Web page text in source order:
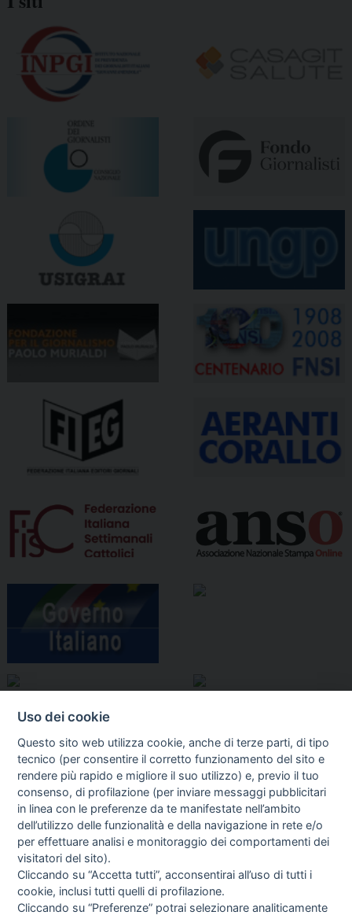
I libri Vedi tutti
Uso dei cookie
Questo sito web utilizza cookie, anche di terze parti, di tipo
tecnico (per consentire il corretto funzionamento del sito e
rendere più rapido e migliore il suo utilizzo) e, previo il tuo
consenso, di profilazione (per inviare messaggi pubblicitari
in linea con le preferenze da te manifestate nell’ambito
dell’utilizzo delle funzionalità e della navigazione in rete e/o
per effettuare analisi e monitoraggio dei comportamenti dei
visitatori del sito).
Cliccando su “Accetta tutti”, acconsentirai all’uso di tutti i
cookie, inclusi tutti quelli di profilazione.
Cliccando su “Preferenze” potrai selezionare analiticamente